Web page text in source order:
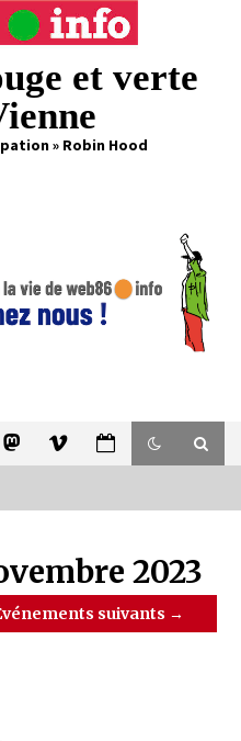
et verte
» Robin Hood
2023
suivants →